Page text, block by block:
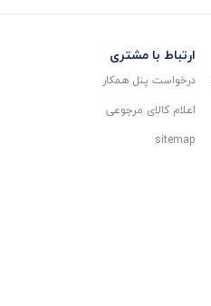
ارتباط با مشتری
درخواست پنل همکار
اعلام کالای مرجوعی
sitemap